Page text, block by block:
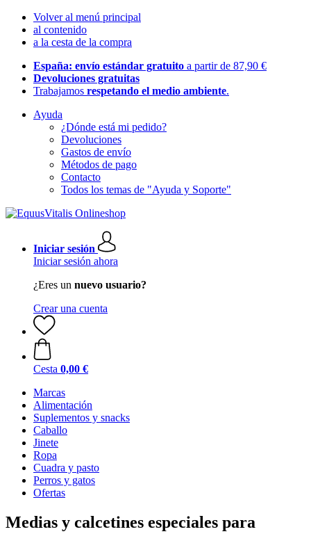
Volver al menú principal
al contenido
a la cesta de la compra
España: envío estándar gratuito a partir de 87,90 €
Devoluciones gratuitas
Trabajamos respetando el medio ambiente.
Ayuda
¿Dónde está mi pedido?
Devoluciones
Gastos de envío
Métodos de pago
Contacto
Todos los temas de "Ayuda y Soporte"
Iniciar sesión
Iniciar sesión ahora
¿Eres un nuevo usuario?
Crear una cuenta
Cesta 0,00 €
Marcas
Alimentación
Suplementos y snacks
Caballo
Jinete
Ropa
Cuadra y pasto
Perros y gatos
Ofertas
Medias y calcetines especiales para